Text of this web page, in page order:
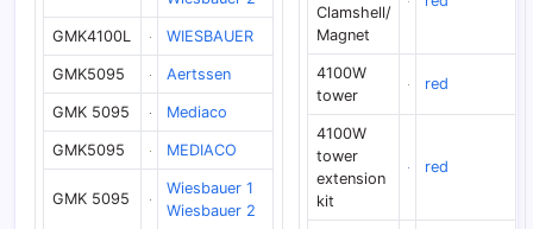
GMK4100L WIESBAUER
GMK5095 Aertssen
GMK 5095 Mediaco
GMK5095 MEDIACO
GMK 5095
Wiesbauer 1
Wiesbauer 2
Clamshell/
Magnet
4100W
tower
red
4100W
tower
extension
kit
red